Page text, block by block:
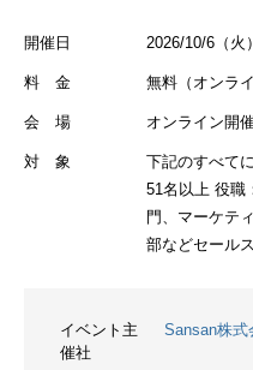
開催日 2026/10/6（
料 金 無料（オンラ
会 場 オンライン開
対 象
下記のすべて
51名以上 役職
門、マーケテ
部などセール
イベント主
催社
Sansan株式